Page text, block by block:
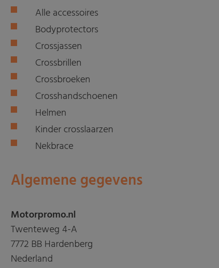
Alle accessoires
Bodyprotectors
Crossjassen
Crossbrillen
Crossbroeken
Crosshandschoenen
Helmen
Kinder crosslaarzen
Nekbrace
Algemene gegevens
Motorpromo.nl
Twenteweg 4-A
7772 BB Hardenberg
Nederland